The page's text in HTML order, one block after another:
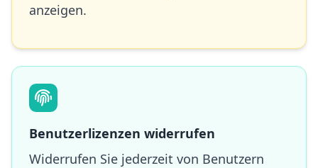
anzeigen.
Benutzerlizenzen widerrufen
Widerrufen Sie jederzeit von Benutzern